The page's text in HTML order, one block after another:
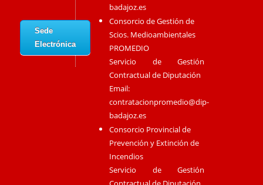
Sede
Electrónica
badajoz.es
Consorcio de Gestión de
Scios. Medioambientales
PROMEDIO
Servicio de Gestión
Contractual de Diputación
Email:
contratacionpromedio@dip-
badajoz.es
Consorcio Provincial de
Prevención y Extinción de
Incendios
Servicio de Gestión